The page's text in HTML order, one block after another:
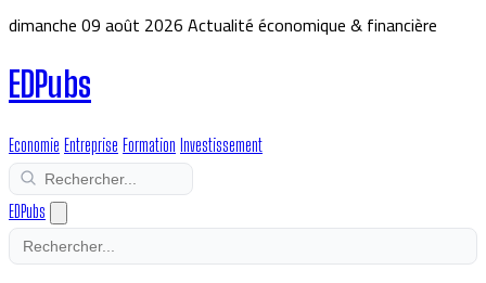
dimanche 09 août 2026Actualité économique & financière
EDPubs
Economie Entreprise Formation Investissement
EDPubs